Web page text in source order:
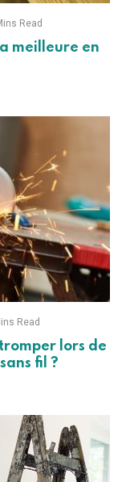
Read
meilleure en
Read
lors de
fil ?